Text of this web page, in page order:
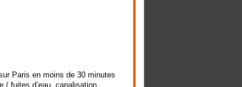
Paris en moins de 30 minutes
( fuites d’eau, canalisation